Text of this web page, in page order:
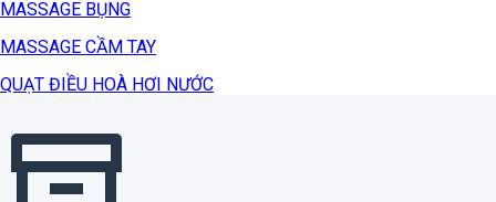
MASSAGE BỤNG
MASSAGE CẦM TAY
QUẠT ĐIỀU HOÀ HƠI NƯỚC